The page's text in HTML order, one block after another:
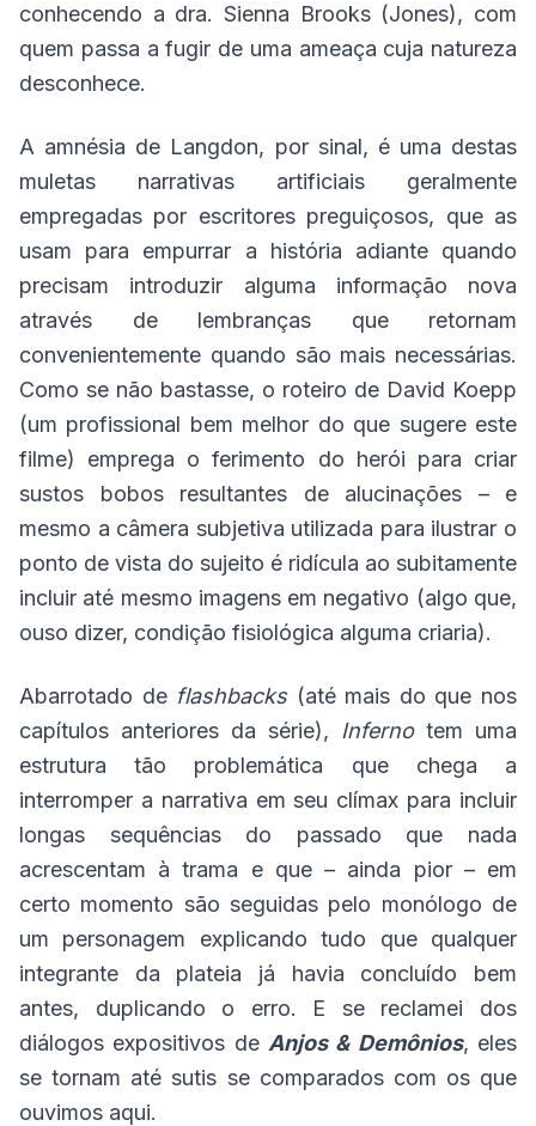
conhecendo a dra. Sienna Brooks (Jones), com
quem passa a fugir de uma ameaça cuja natureza
desconhece.
A amnésia de Langdon, por sinal, é uma destas
muletas narrativas artificiais geralmente
empregadas por escritores preguiçosos, que as
usam para empurrar a história adiante quando
precisam introduzir alguma informação nova
através de lembranças que retornam
convenientemente quando são mais necessárias.
Como se não bastasse, o roteiro de David Koepp
(um profissional bem melhor do que sugere este
filme) emprega o ferimento do herói para criar
sustos bobos resultantes de alucinações – e
mesmo a câmera subjetiva utilizada para ilustrar o
ponto de vista do sujeito é ridícula ao subitamente
incluir até mesmo imagens em negativo (algo que,
ouso dizer, condição fisiológica alguma criaria).
Abarrotado de flashbacks (até mais do que nos
capítulos anteriores da série), Infernotem uma
estrutura tão problemática que chega a
interromper a narrativa em seu clímax para incluir
longas sequências do passado que nada
acrescentam à trama e que – ainda pior – em
certo momento são seguidas pelo monólogo de
um personagem explicando tudo que qualquer
integrante da plateia já havia concluído bem
antes, duplicando o erro. E se reclamei dos
diálogos expositivos de Anjos & Demônios, eles
se tornam até sutis se comparados com os que
ouvimos aqui.